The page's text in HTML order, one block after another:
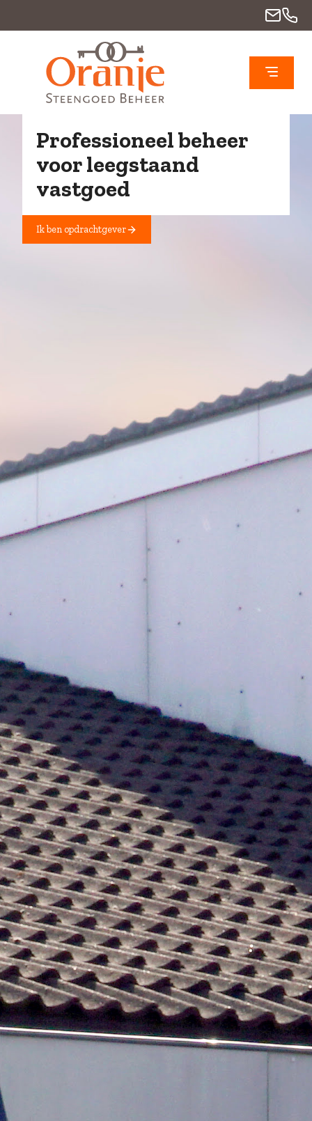
Professioneel beheer
voor leegstaand
vastgoed
Ik ben opdrachtgever